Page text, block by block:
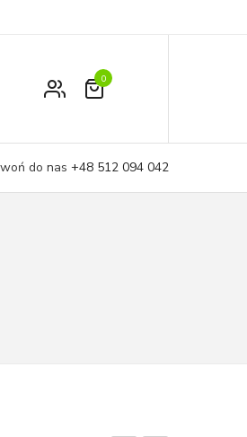
Moje konto
0
do nas +48 512 094 042